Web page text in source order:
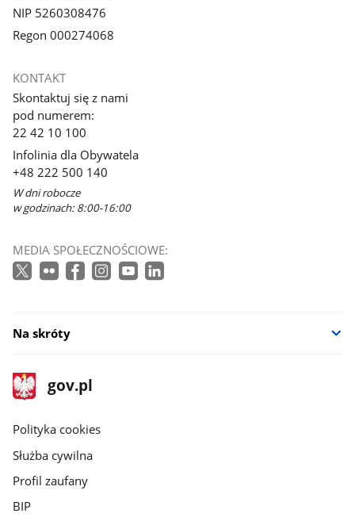
NIP 5260308476
Regon 000274068
KONTAKT
Skontaktuj się z nami
pod numerem:
22 42 10 100
Infolinia dla Obywatela
+48 222 500 140
W dni robocze
w godzinach: 8:00-16:00
MEDIA SPOŁECZNOŚCIOWE:
Na skróty
stopka
gov.pl
Strona
gov.pl
gov.pl
Polityka cookies
Służba cywilna
Profil zaufany
BIP